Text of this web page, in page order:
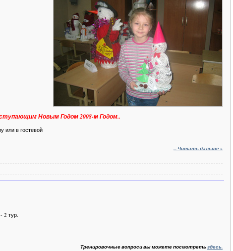
Новым Годом 2008-м Годом..
или в гостевой
... Читать дальше »
- 2 тур.
Тренировочные вопроси вы можете посмотретьздесь.